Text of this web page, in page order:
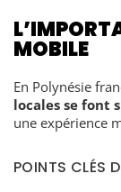
MOBILE
En Polynésie
locales se font
une expérience
POINTS CLÉS